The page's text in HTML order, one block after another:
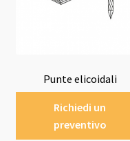
Punte elicoidali
Richiedi un
preventivo